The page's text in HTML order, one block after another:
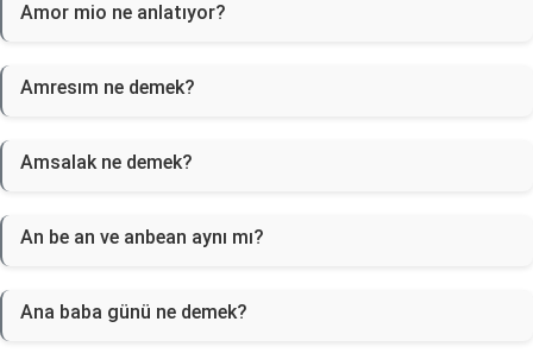
Amor mio ne anlatıyor?
Amresım ne demek?
Amsalak ne demek?
An be an ve anbean aynı mı?
Ana baba günü ne demek?